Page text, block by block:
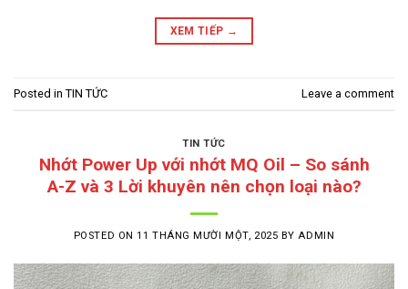
XEM TIẾP →
Posted in TIN TỨC Leave a comment
TIN TỨC
Nhớt Power Up với nhớt MQ Oil – So sánh
A-Z và 3 Lời khuyên nên chọn loại nào?
POSTED ON11 THÁNG MƯỜI MỘT, 2025 BYADMIN